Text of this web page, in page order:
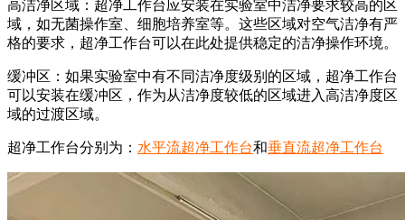
高洁净区域：超净工作台应安装在实验室中洁净要求较高的区
域，如无菌操作室、细胞培养室等。这些区域对空气洁净有严
格的要求，超净工作台可以在此处提供稳定的洁净操作环境。
缓冲区：如果实验室中有不同洁净度级别的区域，超净工作台
可以安装在缓冲区，作为从洁净度较低的区域进入高洁净度区
域的过渡区域。
超净工作台分别为： 水平流超净工作台和垂直流超净工作台